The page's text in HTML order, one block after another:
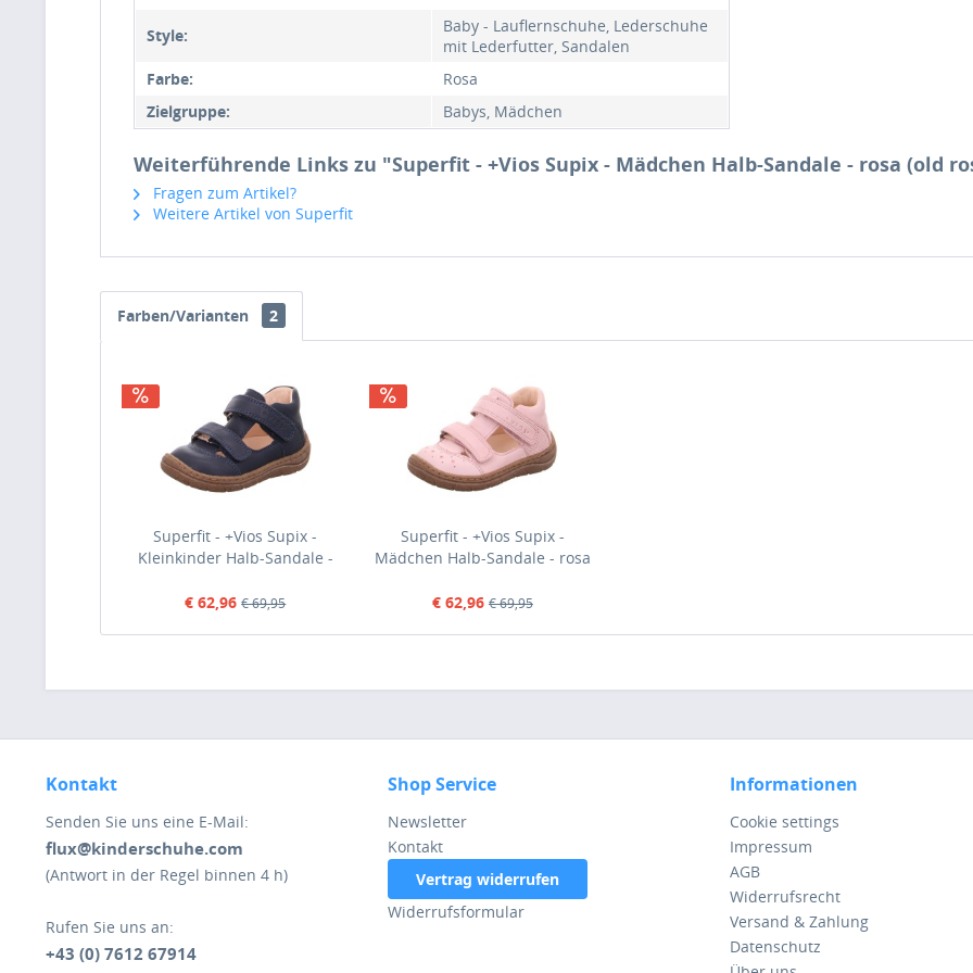
Style:
Baby - Lauflernschuhe, Lederschuhe
mit Lederfutter, Sandalen
Farbe:
Rosa
Zielgruppe:
Babys, Mädchen
Weiterführende Links zu "Superfit - +Vios Supix - Mädchen Halb-Sandale - rosa (old
Fragen zum Artikel?
Weitere Artikel von Superfit
Farben/Varianten 2
Superfit - +Vios Supix -
Kleinkinder Halb-Sandale -
€ 62,96 € 69,95
Superfit - +Vios Supix -
Mädchen Halb-Sandale - rosa
€ 62,96 € 69,95
Kontakt
Senden Sie uns eine E-Mail:
flux@kinderschuhe.com
(Antwort in der Regel binnen 4 h)
Rufen Sie uns an:
+43 (0) 7612 67914
Shop Service
Newsletter
Kontakt
Vertrag widerrufen
Widerrufsformular
Informationen
Cookie settings
Impressum
AGB
Widerrufsrecht
Versand & Zahlung
Datenschutz